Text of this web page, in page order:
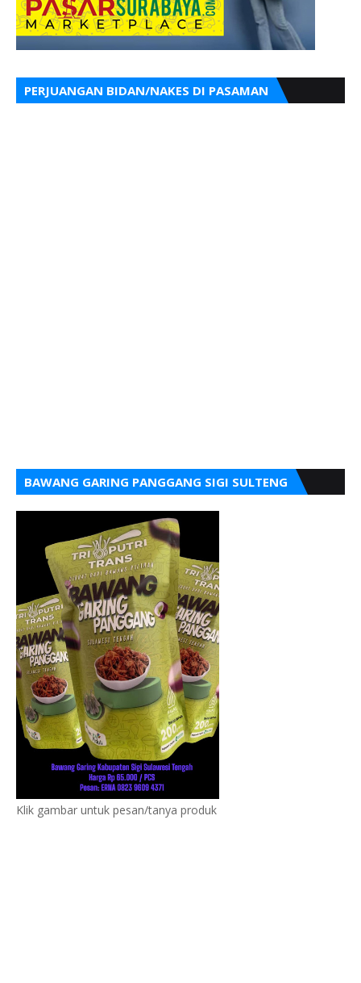
PERJUANGAN BIDAN/NAKES DI PASAMAN
BAWANG GARING PANGGANG SIGI SULTENG
Klik gambar untuk pesan/tanya produk